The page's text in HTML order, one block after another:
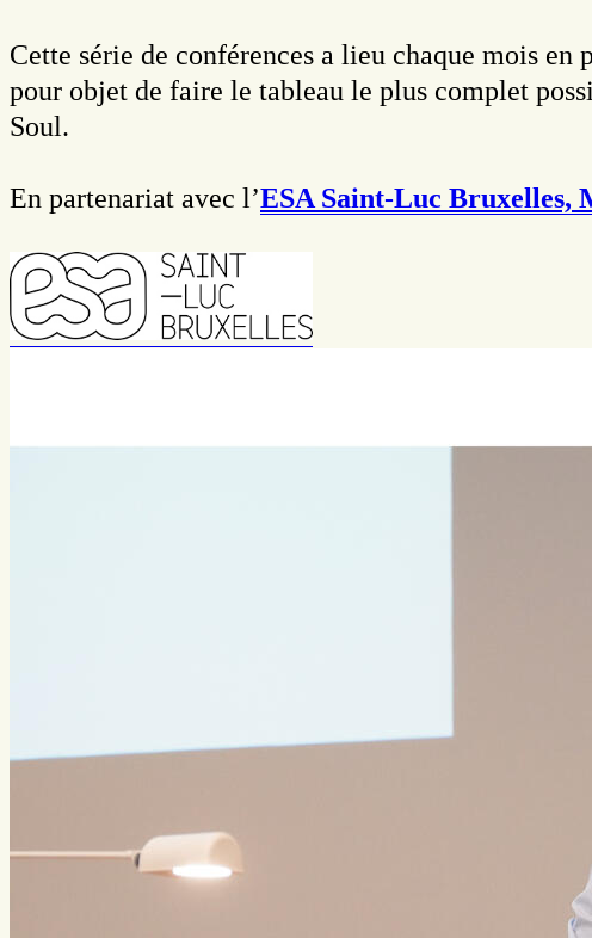
Cette série de conférences a lieu chaque mois
pour objet de faire le tableau le plus complet
Soul.
En partenariat avec l’ESA Saint-Luc Bruxelles,